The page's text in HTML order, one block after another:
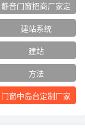
静音门窗招商厂家定
制
建站系统
建站
方法
门窗中岛台定制厂家